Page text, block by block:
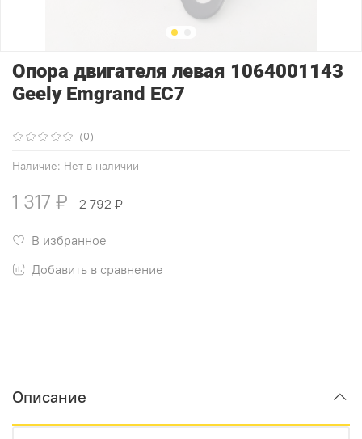
(0)
Наличие: Нет в наличии
Опора двигателя левая 1064001143
Geely Emgrand EC7
1 317 ₽ 2 792 ₽
В избранное
Добавить в сравнение
Описание